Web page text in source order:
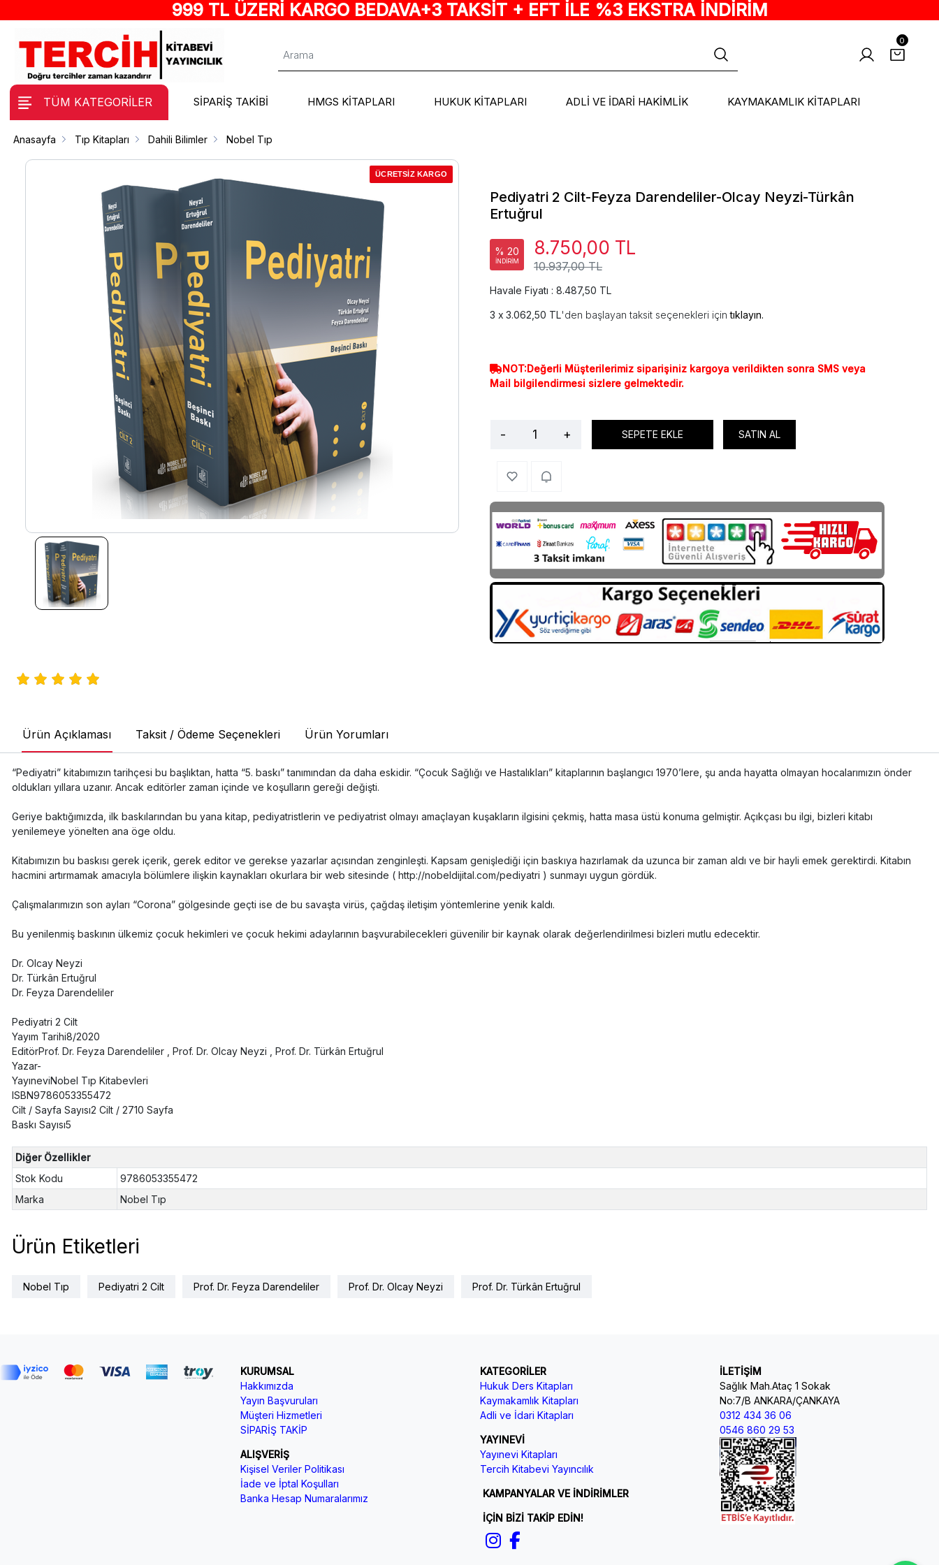
999 TL ÜZERİ KARGO BEDAVA+3 TAKSİT + EFT İLE %3 EKSTRA İNDİRİM
0
TÜM KATEGORİLER SİPARİŞ TAKİBİ HMGS KİTAPLARI HUKUK KİTAPLARI ADLİ VE İDARİ HAKİMLİK KAYMAKAMLIK KİTAPLARI
Anasayfa Tıp Kitapları Dahili Bilimler Nobel Tıp
ÜCRETSİZ KARGO
Pediyatri 2 Cilt-Feyza Darendeliler-Olcay Neyzi-Türkân
Ertuğrul
% 20
İNDİRİM 10.937,00 TL
8.750,00 TL
Havale Fiyatı : 8.487,50 TL
3.062,50 TL'den başlayan taksit seçenekleri içintıklayın.
NOT:Değerli Müşterilerimiz siparişiniz kargoya verildikten sonra SMS veya
Mail bilgilendirmesi sizlere gelmektedir.
- + SEPETE EKLE SATIN AL
Ürün Açıklaması Taksit / Ödeme Seçenekleri Ürün Yorumları
“Pediyatri” kitabımızın tarihçesi bu başlıktan, hatta “5. baskı” tanımından da daha eskidir. “Çocuk Sağlığı ve Hastalıkları” kitaplarının başlangıcı 1970’lere, şu anda hayatta olmayan hocalarımızın önder
oldukları yıllara uzanır. Ancak editörler zaman içinde ve koşulların gereği değişti.
Geriye baktığımızda, ilk baskılarından bu yana kitap, pediyatristlerin ve pediyatrist olmayı amaçlayan kuşakların ilgisini çekmiş, hatta masa üstü konuma gelmiştir. Açıkçası bu ilgi, bizleri kitabı
yenilemeye yönelten ana öge oldu.
Kitabımızın bu baskısı gerek içerik, gerek editor ve gerekse yazarlar açısından zenginleşti. Kapsam genişlediği için baskıya hazırlamak da uzunca bir zaman aldı ve bir hayli emek gerektirdi. Kitabın
hacmini artırmamak amacıyla bölümlere ilişkin kaynakları okurlara bir web sitesinde ( http://nobeldijital.com/pediyatri ) sunmayı uygun gördük.
Çalışmalarımızın son ayları “Corona” gölgesinde geçti ise de bu savaşta virüs, çağdaş iletişim yöntemlerine yenik kaldı.
Bu yenilenmiş baskının ülkemiz çocuk hekimleri ve çocuk hekimi adaylarının başvurabilecekleri güvenilir bir kaynak olarak değerlendirilmesi bizleri mutlu edecektir.
Dr. Olcay Neyzi
Dr. Türkân Ertuğrul
Dr. Feyza Darendeliler
Pediyatri 2 Cilt
Yayım Tarihi8/2020
EditörProf. Dr. Feyza Darendeliler , Prof. Dr. Olcay Neyzi , Prof. Dr. Türkân Ertuğrul
Yazar-
YayıneviNobel Tıp Kitabevleri
ISBN9786053355472
Cilt / Sayfa Sayısı2 Cilt / 2710 Sayfa
Baskı Sayısı5
Diğer Özellikler
Stok Kodu
9786053355472
Marka
Nobel Tıp
Ürün Etiketleri
Nobel Tıp Pediyatri 2 Cilt Prof. Dr. Feyza Darendeliler Prof. Dr. Olcay Neyzi Prof. Dr. Türkân Ertuğrul
KURUMSAL
Hakkımızda
Yayın Başvuruları
Müşteri Hizmetleri
SİPARİŞ TAKİP
ALIŞVERİŞ
Kişisel Veriler Politikası
İade ve İptal Koşulları
Banka Hesap Numaralarımız
KATEGORİLER
Hukuk Ders Kitapları
Kaymakamlık Kitapları
Adli ve İdari Kitapları
YAYINEVİ
Yayınevi Kitapları
Tercih Kitabevi Yayıncılık
KAMPANYALAR VE İNDİRİMLER
İÇİN BİZİ TAKİP EDİN!
İLETİŞİM
Sağlık Mah.Ataç 1 Sokak
No:7/B ANKARA/ÇANKAYA
0312 434 36 06
0546 860 29 53